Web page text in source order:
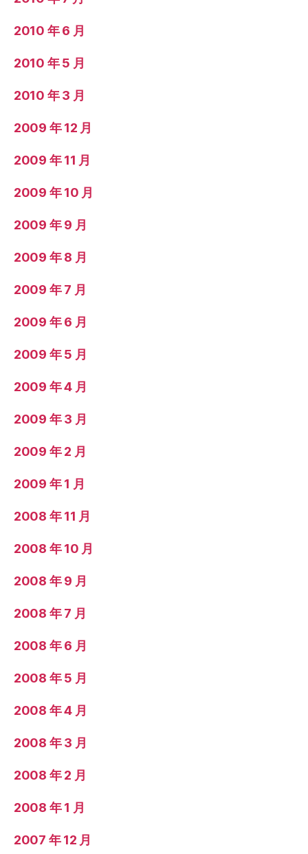
2010 年 6 月
2010 年 5 月
2010 年 3 月
2009 年 12 月
2009 年 11 月
2009 年 10 月
2009 年 9 月
2009 年 8 月
2009 年 7 月
2009 年 6 月
2009 年 5 月
2009 年 4 月
2009 年 3 月
2009 年 2 月
2009 年 1 月
2008 年 11 月
2008 年 10 月
2008 年 9 月
2008 年 7 月
2008 年 6 月
2008 年 5 月
2008 年 4 月
2008 年 3 月
2008 年 2 月
2008 年 1 月
2007 年 12 月